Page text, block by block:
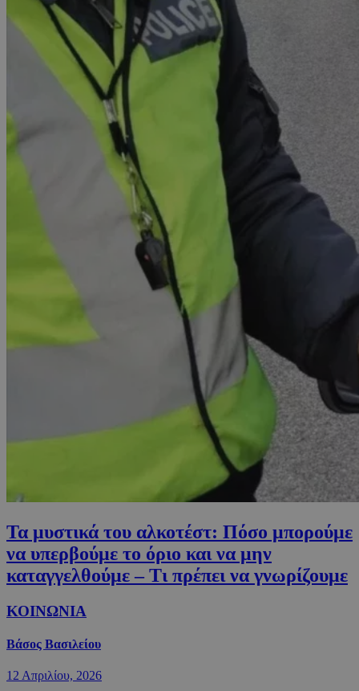
Τα μυστικά του αλκοτέστ: Πόσο μπορούμε
να υπερβούμε το όριο και να μην
καταγγελθούμε – Tι πρέπει να γνωρίζουμε
ΚΟΙΝΩΝΙΑ
Βάσος Βασιλείου
12 Απριλίου, 2026